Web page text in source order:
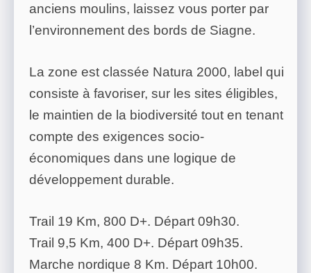
anciens moulins, laissez vous porter par
l’environnement des bords de Siagne.
La zone est classée Natura 2000, label qui
consiste à favoriser, sur les sites éligibles,
le maintien de la biodiversité tout en tenant
compte des exigences socio-
économiques dans une logique de
développement durable.
Trail 19 Km, 800 D+. Départ 09h30.
Trail 9,5 Km, 400 D+. Départ 09h35.
Marche nordique 8 Km. Départ 10h00.